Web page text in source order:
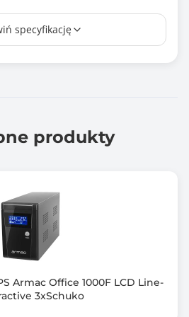
udarem prądowym
przeciążeniem
specyfikację
produkty
Armac Office 1000F LCD Line-
3xSchuko